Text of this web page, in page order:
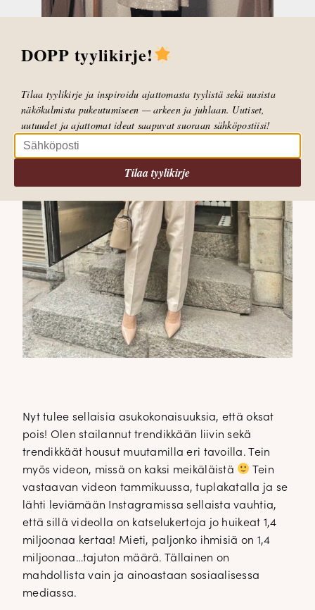
Nyt tulee sellaisia asukokonaisuuksia, että oksat
pois! Olen stailannut trendikkään liivin sekä
trendikkäät housut muutamilla eri tavoilla. Tein
myös videon, missä on kaksi meikäläistä
Tein
vastaavan videon tammikuussa, tuplakatalla ja se
lähti leviämään Instagramissa sellaista vauhtia,
että sillä videolla on katselukertoja jo huikeat 1,4
miljoonaa kertaa! Mieti, paljonko ihmisiä on 1,4
miljoonaa…tajuton määrä. Tällainen on
mahdollista vain ja ainoastaan sosiaalisessa
mediassa.
DOPP tyylikirje!
Tilaa tyylikirje ja inspiroidu ajattomasta tyylistä sekä uusista
näkökulmista pukeutumiseen — arkeen ja juhlaan. Uutiset,
uutuudet ja ajattomat ideat saapuvat suoraan sähköpostiisi!
Tilaa tyylikirje